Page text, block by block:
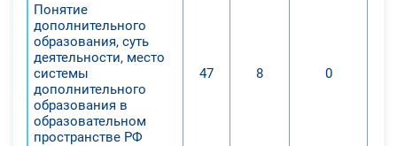
Понятие
дополнительного
образования, суть
деятельности, место
системы
дополнительного
образования в
образовательном
пространстве РФ
47 8 0